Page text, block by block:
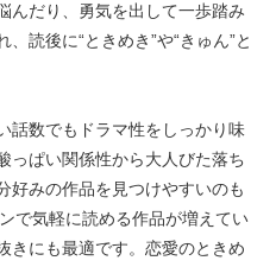
んだり、勇気を出して一歩踏み
読後に“ときめき”や“きゅん”と
話数でもドラマ性をしっかり味
っぱい関係性から大人びた落ち
好みの作品を見つけやすいのも
で気軽に読める作品が増えてい
きにも最適です。恋愛のときめ